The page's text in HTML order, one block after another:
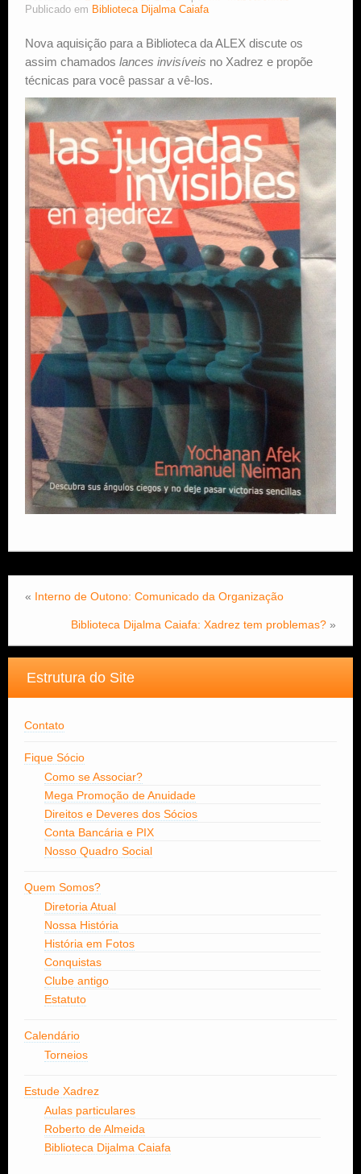
Publicado em Biblioteca Dijalma Caiafa
Nova aquisição para a Biblioteca da ALEX discute os
assim chamados lances invisíveis no Xadrez e propõe
técnicas para você passar a vê-los.
« Interno de Outono: Comunicado da Organização
Biblioteca Dijalma Caiafa: Xadrez tem problemas? »
Estrutura do Site
Contato
Fique Sócio
Como se Associar?
Mega Promoção de Anuidade
Direitos e Deveres dos Sócios
Conta Bancária e PIX
Nosso Quadro Social
Quem Somos?
Diretoria Atual
Nossa História
História em Fotos
Conquistas
Clube antigo
Estatuto
Calendário
Torneios
Estude Xadrez
Aulas particulares
Roberto de Almeida
Biblioteca Dijalma Caiafa